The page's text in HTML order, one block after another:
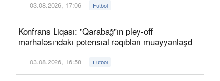
03.08.2026, 17:06 Futbol
Konfrans Liqası: "Qarabağ"ın pley-off
mərhələsindəki potensial rəqibləri müəyyənləşdi
03.08.2026, 16:58 Futbol